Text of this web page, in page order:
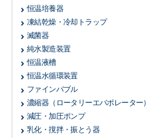
恒温培養器
凍結乾燥・冷却トラップ
滅菌器
純水製造装置
恒温液槽
恒温水循環装置
ファインバブル
濃縮器（ロータリーエバポレーター）
減圧・加圧ポンプ
乳化・撹拌・振とう器